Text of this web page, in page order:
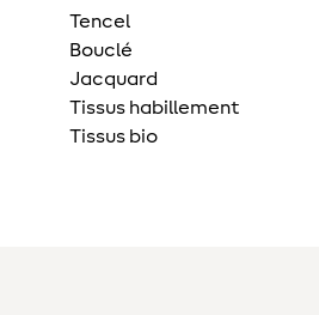
Tencel
Bouclé
Jacquard
Tissus habillement
Tissus bio